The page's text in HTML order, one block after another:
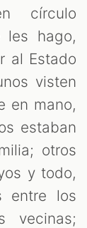
círculo
les hago,
al Estado
visten
en mano,
estaban
otros
y todo,
entre los
vecinas;